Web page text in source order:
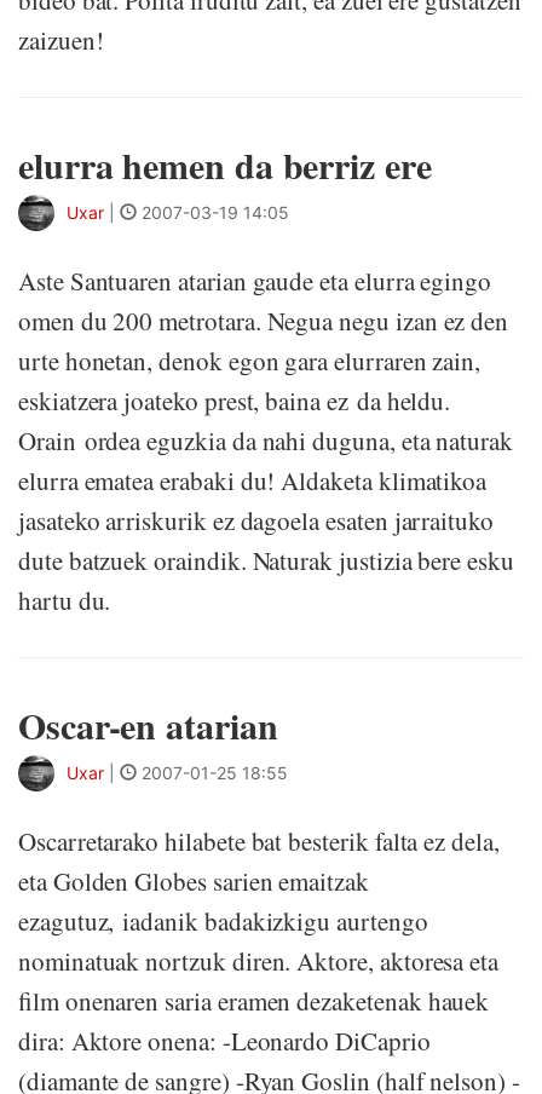
zaizuen!
elurra hemen da berriz ere
Uxar 2007-03-19 14:05
Aste Santuaren atarian gaude eta elurra egingo
omen du 200 metrotara. Negua negu izan ez den
urte honetan, denok egon gara elurraren zain,
eskiatzera joateko prest, baina ez da heldu.
Orain ordea eguzkia da nahi duguna, eta naturak
elurra ematea erabaki du! Aldaketa klimatikoa
jasateko arriskurik ez dagoela esaten jarraituko
dute batzuek oraindik. Naturak justizia bere esku
hartu du.
Oscar-en atarian
Uxar 2007-01-25 18:55
Oscarretarako hilabete bat besterik falta ez dela,
eta Golden Globes sarien emaitzak
ezagutuz, iadanik badakizkigu aurtengo
nominatuak nortzuk diren. Aktore, aktoresa eta
film onenaren saria eramen dezaketenak hauek
dira: Aktore onena: -Leonardo DiCaprio
(diamante de sangre) -Ryan Goslin (half nelson) -